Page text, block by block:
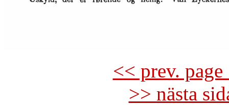
<< prev.
>> nästa